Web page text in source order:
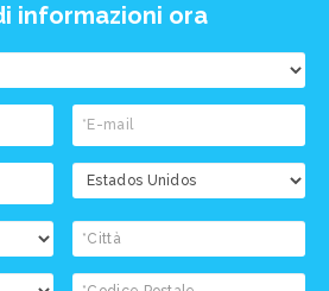
informazioni ora